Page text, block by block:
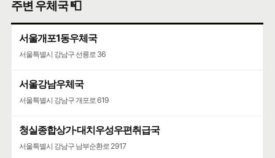
주변 우체국 📮
서울개포1동우체국
서울특별시 강남구 선릉로 36
서울강남우체국
서울특별시 강남구 개포로 619
청실종합상가·대치우성우편취급국
서울특별시 강남구 남부순환로 2917